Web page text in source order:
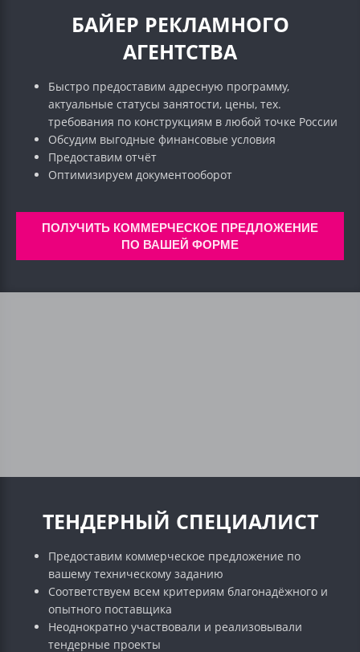
БАЙЕР РЕКЛАМНОГО
АГЕНТСТВА
Быстро предоставим адресную программу,
актуальные статусы занятости, цены, тех.
требования по конструкциям в любой точке России
Обсудим выгодные финансовые условия
Предоставим отчёт
Оптимизируем документооборот
ПОЛУЧИТЬ КОММЕРЧЕСКОЕ ПРЕДЛОЖЕНИЕ
ПО ВАШЕЙ ФОРМЕ
ТЕНДЕРНЫЙ СПЕЦИАЛИСТ
Предоставим коммерческое предложение по
вашему техническому заданию
Соответствуем всем критериям благонадёжного и
опытного поставщика
Неоднократно участвовали и реализовывали
тендерные проекты